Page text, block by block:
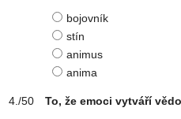
bojovník
stín
animus
anima
To, že emoci vytváří